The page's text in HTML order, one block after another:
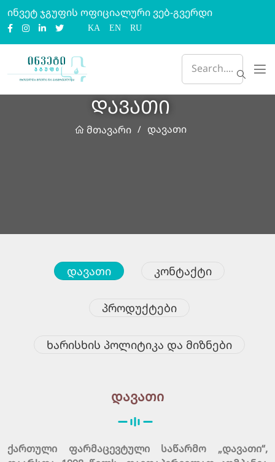
ინვეტ ჯგუფის ოფიციალური ვებ-გვერდი
KA EN RU
დავათი
მთავარი / დავათი
Დავათი Კონტაქტი
Პროდუქტები
Ხარისხის Პოლიტიკა Და Მიზნები
დავათი
ქართული ფარმაცევტული საწარმო „დავათი“,